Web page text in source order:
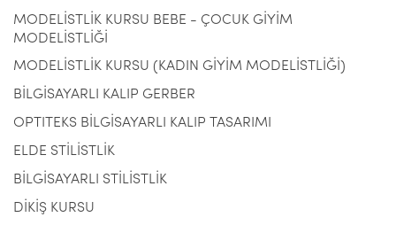
MODELİSTLİK KURSU BEBE - ÇOCUK GİYİM
MODELİSTLİĞİ
MODELİSTLİK KURSU (KADIN GİYİM MODELİSTLİĞİ)
BİLGİSAYARLI KALIP GERBER
OPTITEKS BİLGİSAYARLI KALIP TASARIMI
ELDE STİLİSTLİK
BİLGİSAYARLI STİLİSTLİK
DİKİŞ KURSU